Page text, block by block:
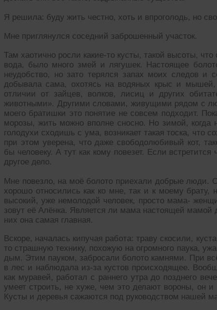
Я решила: буду жить честно, хоть и впроголодь, но
Мне приглянулся соседний заброшенный участок.
Там хаотично росли какие-то кусты, такой высоты,
вода, было много змей и лягушек. Настоящее
неудобство, но зато терялся запах моих следов и
добывала сама, охотясь на водяных крыс и
отличии от зайцев, волков, лисиц и других
животными». Другими словами, живущими рядом с
моего братишки это понятие не совсем подходит.
морозы, жить можно вполне сносно. Но зимой, когда
голодухи сходишь с ума, возникает такая тоска,
при этом уверена, что даже свободолюбивый кот,
бы человеку. А тут как кому повезет. Если
другое дело.
Мне повезло, на моё болото приехали добрые
хорошо относились как ко мне, так и к моему
высокий, уже немолодой человек, просто мама-
зовут её Алёнка. Является ли мама настоящей
них она самая главная.
Вскоре, началась кипучая работа: траву скосили,
то страшную технику, похожую на огромного паука,
дым. Этим пауком, забросали болото камнями. При
в лес и наблюдала из-за кустов происходящее.
как муравей, работал с раннего утра до позднего
умеет строить, не хуже, чем это делают вороны, он
Кусты и деревья сажаются под руководством нашей